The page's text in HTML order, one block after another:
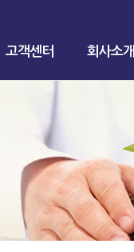
고객센터 회사소개